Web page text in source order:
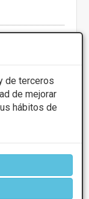
de terceros
de mejorar
hábitos de
en función del
para conocer las